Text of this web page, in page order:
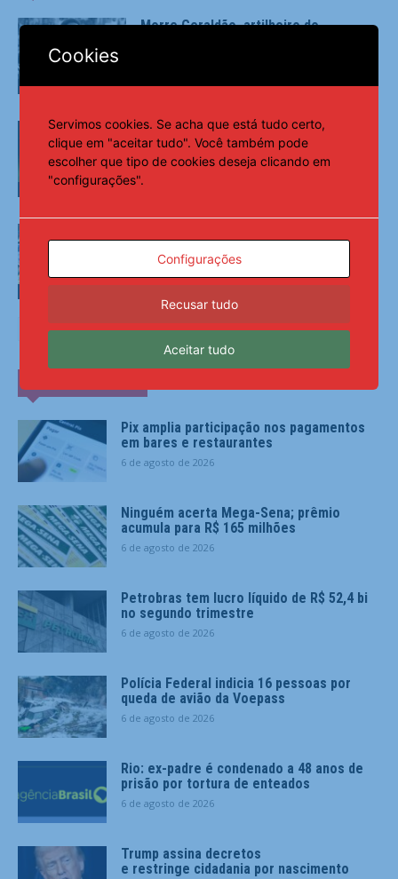
Esportes
Morre Geraldão, artilheiro do
Esportes
Sem intrusos e sem 0 a 0, Copa do
Brasil vira mata-mata da Série A
educação à mãe, Carol Dantas
Pix amplia participação nos pagamentos
em bares e restaurantes
6 de agosto de 2026
Ninguém acerta Mega-Sena; prêmio
acumula para R$ 165 milhões
6 de agosto de 2026
Petrobras tem lucro líquido de R$ 52,4 bi
no segundo trimestre
6 de agosto de 2026
Polícia Federal indicia 16 pessoas por
queda de avião da Voepass
6 de agosto de 2026
Rio: ex-padre é condenado a 48 anos de
prisão por tortura de enteados
6 de agosto de 2026
Trump assina decretos
e restringe cidadania por nascimento
Cookies
Servimos cookies. Se acha que está tudo certo,
clique em "aceitar tudo". Você também pode
escolher que tipo de cookies deseja clicando em
"configurações".
Configurações
Recusar tudo
Aceitar tudo